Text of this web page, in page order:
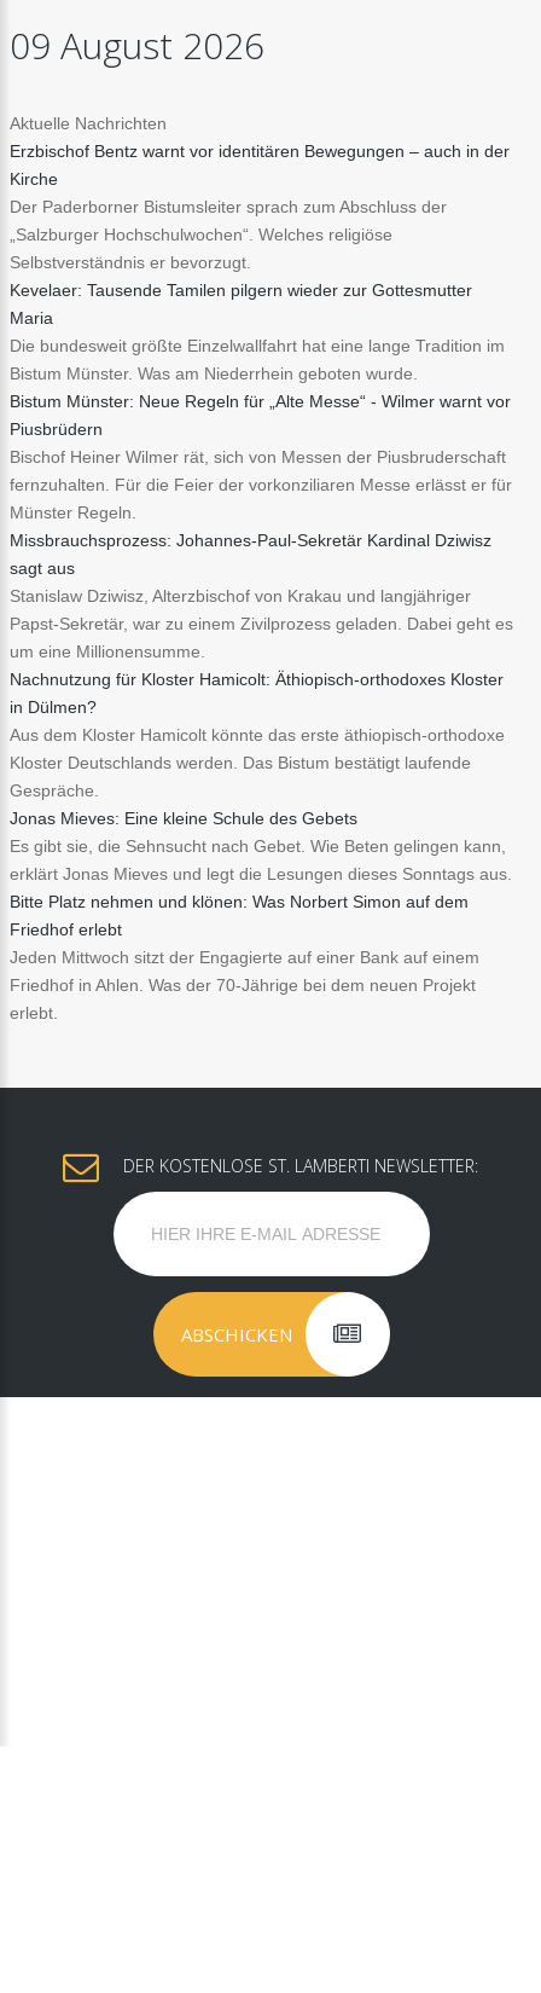
09 August 2026
Aktuelle Nachrichten
Erzbischof Bentz warnt vor identitären Bewegungen – auch in der
Kirche
Der Paderborner Bistumsleiter sprach zum Abschluss der
„Salzburger Hochschulwochen“. Welches religiöse
Selbstverständnis er bevorzugt.
Kevelaer: Tausende Tamilen pilgern wieder zur Gottesmutter
Maria
Die bundesweit größte Einzelwallfahrt hat eine lange Tradition im
Bistum Münster. Was am Niederrhein geboten wurde.
Bistum Münster: Neue Regeln für „Alte Messe“ - Wilmer warnt vor
Piusbrüdern
Bischof Heiner Wilmer rät, sich von Messen der Piusbruderschaft
fernzuhalten. Für die Feier der vorkonziliaren Messe erlässt er für
Münster Regeln.
Missbrauchsprozess: Johannes-Paul-Sekretär Kardinal Dziwisz
sagt aus
Stanislaw Dziwisz, Alterzbischof von Krakau und langjähriger
Papst-Sekretär, war zu einem Zivilprozess geladen. Dabei geht es
um eine Millionensumme.
Nachnutzung für Kloster Hamicolt: Äthiopisch-orthodoxes Kloster
in Dülmen?
Aus dem Kloster Hamicolt könnte das erste äthiopisch-orthodoxe
Kloster Deutschlands werden. Das Bistum bestätigt laufende
Gespräche.
Jonas Mieves: Eine kleine Schule des Gebets
Es gibt sie, die Sehnsucht nach Gebet. Wie Beten gelingen kann,
erklärt Jonas Mieves und legt die Lesungen dieses Sonntags aus.
Bitte Platz nehmen und klönen: Was Norbert Simon auf dem
Friedhof erlebt
Jeden Mittwoch sitzt der Engagierte auf einer Bank auf einem
Friedhof in Ahlen. Was der 70-Jährige bei dem neuen Projekt
erlebt.
DER KOSTENLOSE ST. LAMBERTI NEWSLETTER: